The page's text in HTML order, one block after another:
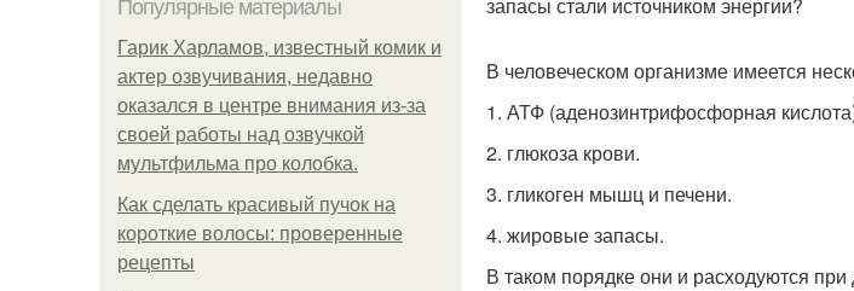
Популярные материалы
Гарик Харламов, известный комик и
актер озвучивания, недавно
оказался в центре внимания из-за
своей работы над озвучкой
мультфильма про колобка.
Как сделать красивый пучок на
короткие волосы: проверенные
рецепты
В человеческом организме имеется
1. АТФ (аденозинтрифосфорная
2. глюкоза крови.
3. гликоген мышц и печени.
4. жировые запасы.
В таком порядке они и расходуются